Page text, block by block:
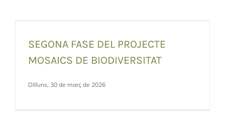
SEGONA FASE DEL PROJECTE
MOSAICS DE BIODIVERSITAT
Dilluns, 30 de març de 2026